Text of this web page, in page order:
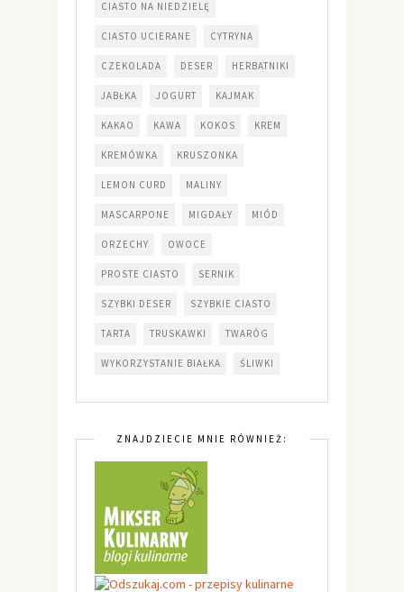
CIASTO NA NIEDZIELĘ
CIASTO UCIERANE CYTRYNA
CZEKOLADA DESER HERBATNIKI
JABŁKA JOGURT KAJMAK
KAKAO KAWA KOKOS KREM
KREMÓWKA KRUSZONKA
LEMON CURD MALINY
MASCARPONE MIGDAŁY MIÓD
ORZECHY OWOCE
PROSTE CIASTO SERNIK
SZYBKI DESER SZYBKIE CIASTO
TARTA TRUSKAWKI TWARÓG
WYKORZYSTANIE BIAŁKA ŚLIWKI
ZNAJDZIECIE MNIE RÓWNIEŻ: